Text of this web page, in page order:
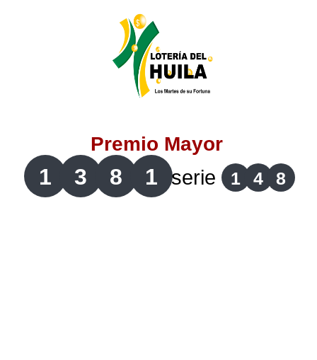
Lotería de Bogotá
Lotería de Risaralda
Lotería de Santander
Lotería del Cauca
Premio Mayor
1 3 8 1 serie 1 4 8